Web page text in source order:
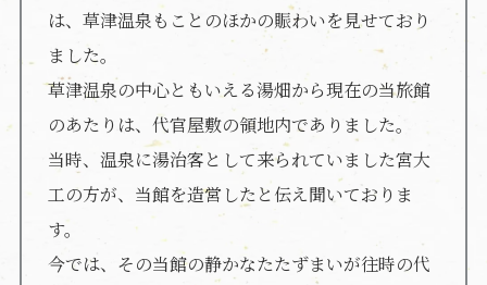
は、草津温泉もことのほかの賑わいを見せており
ました。
草津温泉の中心ともいえる湯畑から現在の当旅館
のあたりは、代官屋敷の領地内でありました。
当時、温泉に湯治客として来られていました宮大
工の方が、当館を造営したと伝え聞いておりま
す。
今では、その当館の静かなたたずまいが往時の代